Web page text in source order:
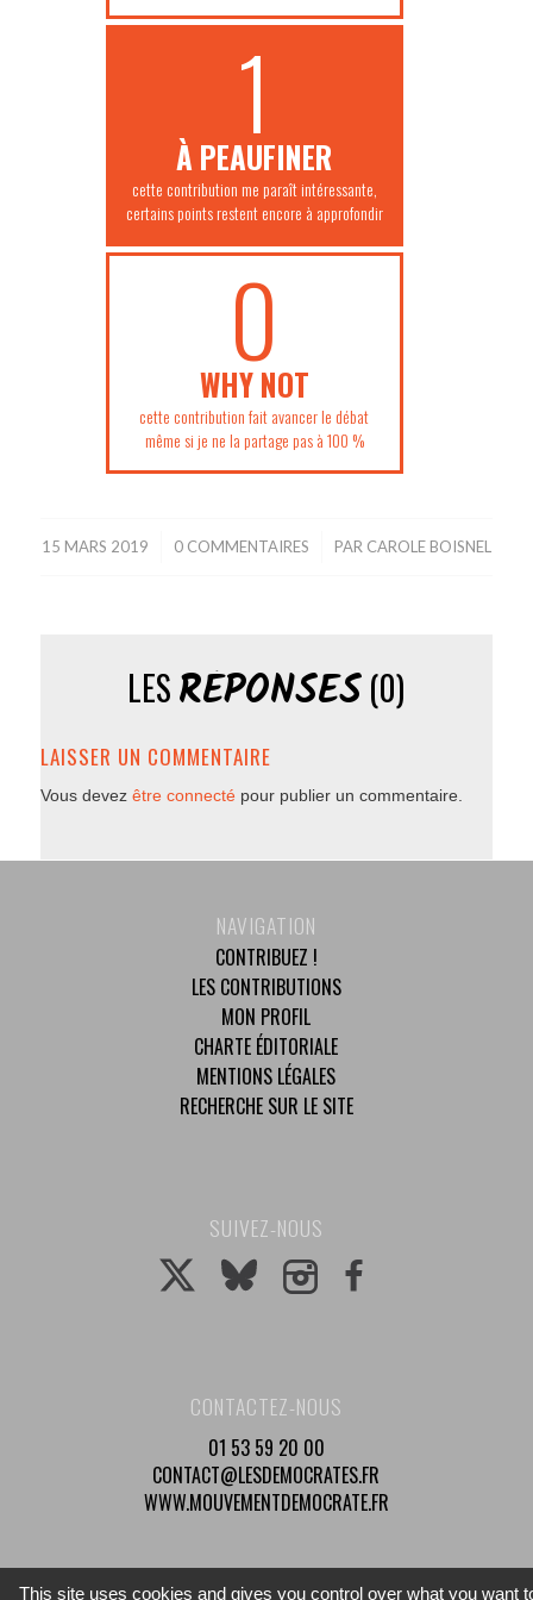
1
À PEAUFINER
cette contribution me paraît intéressante,
certains points restent encore à approfondir
0
WHY NOT
cette contribution fait avancer le débat
même si je ne la partage pas à 100 %
15 MARS 2019
/ 0 COMMENTAIRES
/ PAR CAROLE BOISNEL
LESRÉPONSES(0)
LAISSER UN COMMENTAIRE
Vous devez être connectépour publier un commentaire.
NAVIGATION
CONTRIBUEZ !
LES CONTRIBUTIONS
MON PROFIL
CHARTE ÉDITORIALE
MENTIONS LÉGALES
RECHERCHE SUR LE SITE
SUIVEZ-NOUS
CONTACTEZ-NOUS
01 53 59 20 00
CONTACT@LESDEMOCRATES.FR
WWW.MOUVEMENTDEMOCRATE.FR
This site uses cookies and gives you control over what you want